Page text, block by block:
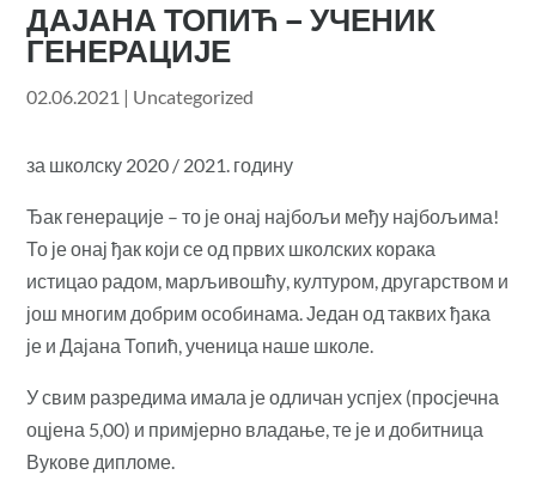
ДАЈАНА ТОПИЋ – УЧЕНИК
ГЕНЕРАЦИЈЕ
02.06.2021 | Uncategorized
за школску 2020 / 2021. годину
Ђак генерације – то је онај најбољи међу најбољима!
То је онај ђак који се од првих школских корака
истицао радом, марљивошћу, културом, другарством и
још многим добрим особинама. Један од таквих ђака
је и Дајана Топић, ученица наше школе.
У свим разредима имала је одличан успјех (просјечна
оцјена 5,00) и примјерно владање, те је и добитница
Вукове дипломе.